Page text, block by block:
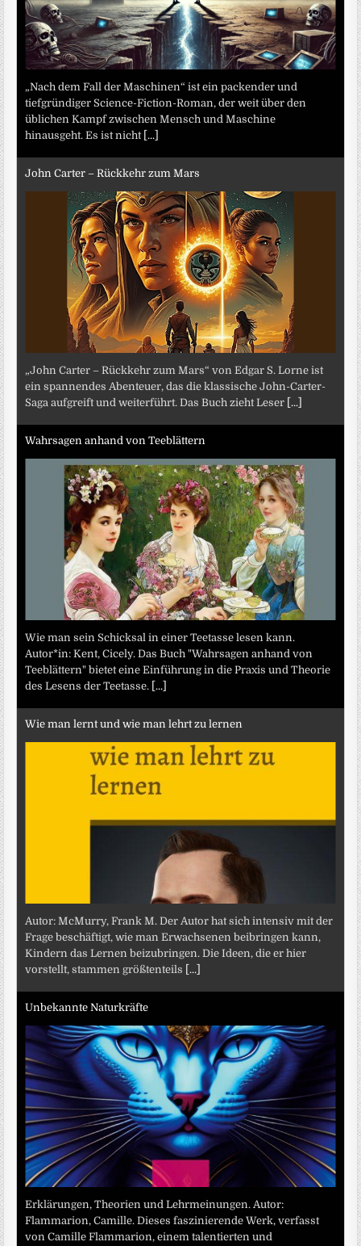
„Nach dem Fall der Maschinen“ ist ein packender und
tiefgründiger Science-Fiction-Roman, der weit über den
üblichen Kampf zwischen Mensch und Maschine
hinausgeht. Es ist nicht [...]
John Carter – Rückkehr zum Mars
„John Carter – Rückkehr zum Mars“ von Edgar S. Lorne ist
ein spannendes Abenteuer, das die klassische John-Carter-
Saga aufgreift und weiterführt. Das Buch zieht Leser [...]
Wahrsagen anhand von Teeblättern
Wie man sein Schicksal in einer Teetasse lesen kann.
Autor*in: Kent, Cicely. Das Buch "Wahrsagen anhand von
Teeblättern" bietet eine Einführung in die Praxis und Theorie
des Lesens der Teetasse. [...]
Wie man lernt und wie man lehrt zu lernen
Autor: McMurry, Frank M. Der Autor hat sich intensiv mit der
Frage beschäftigt, wie man Erwachsenen beibringen kann,
Kindern das Lernen beizubringen. Die Ideen, die er hier
vorstellt, stammen größtenteils [...]
Unbekannte Naturkräfte
Erklärungen, Theorien und Lehrmeinungen. Autor:
Flammarion, Camille. Dieses faszinierende Werk, verfasst
von Camille Flammarion, einem talentierten und